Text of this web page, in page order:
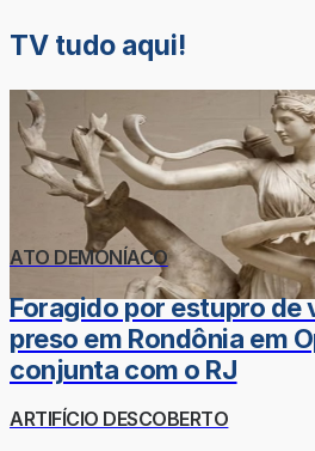
TV tudo aqui!
ATO DEMONÍACO
Foragido por estupro de
preso em Rondônia em
conjunta com o RJ
ARTIFÍCIO DESCOBERTO